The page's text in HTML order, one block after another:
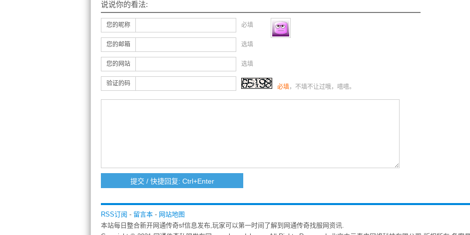
说说你的看法:
您的昵称 必填
您的邮箱 选填
您的网站 选填
验证的码 必填，不填不让过哦，嘻嘻。
RSS订阅 - 留言本 - 网站地图
本站每日整合新开网通传奇sf信息发布,玩家可以第一时间了解到网通传奇找服网资讯.